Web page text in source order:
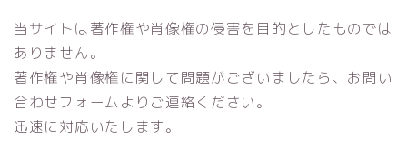
当サイトは著作権や肖像権の侵害を目的としたものでは
ありません。
著作権や肖像権に関して問題がございましたら、お問い
合わせフォームよりご連絡ください。
迅速に対応いたします。